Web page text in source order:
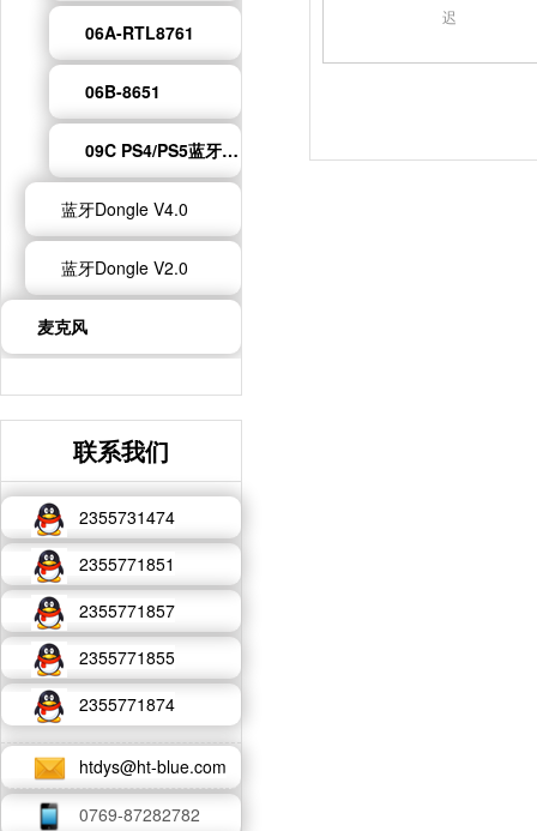
06A-RTL8761
06B-8651
09C PS4/PS5蓝牙适配器
蓝牙Dongle V4.0
蓝牙Dongle V2.0
麦克风
联系我们
2355731474
2355771851
2355771857
2355771855
2355771874
htdys@ht-blue.com
0769-87282782
迟